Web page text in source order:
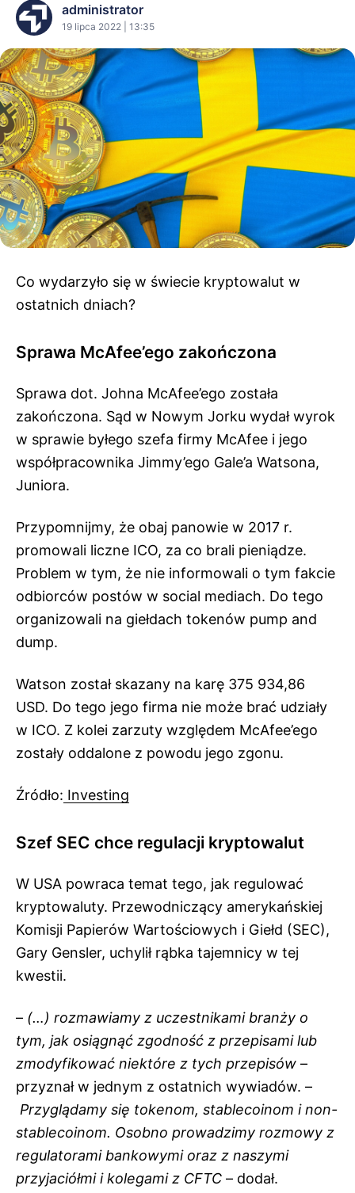
administrator
19 lipca 2022 | 13:35
Co wydarzyło się w świecie kryptowalut w
ostatnich dniach?
Sprawa McAfee’ego zakończona
Sprawa dot. Johna McAfee’ego została
zakończona. Sąd w Nowym Jorku wydał wyrok
w sprawie byłego szefa firmy McAfee i jego
współpracownika Jimmy’ego Gale’a Watsona,
Juniora.
Przypomnijmy, że obaj panowie w 2017 r.
promowali liczne ICO, za co brali pieniądze.
Problem w tym, że nie informowali o tym fakcie
odbiorców postów w social mediach. Do tego
organizowali na giełdach tokenów pump and
dump.
Watson został skazany na karę 375 934,86
USD. Do tego jego firma nie może brać udziały
w ICO. Z kolei zarzuty względem McAfee’ego
zostały oddalone z powodu jego zgonu.
Źródło: Investing
Szef SEC chce regulacji kryptowalut
W USA powraca temat tego, jak regulować
kryptowaluty. Przewodniczący amerykańskiej
Komisji Papierów Wartościowych i Giełd (SEC),
Gary Gensler, uchylił rąbka tajemnicy w tej
kwestii.
– (…) rozmawiamy z uczestnikami branży o
tym, jak osiągnąć zgodność z przepisami lub
zmodyfikować niektóre z tych przepisów –
przyznał w jednym z ostatnich wywiadów. –
Przyglądamy się tokenom, stablecoinom i non-
stablecoinom. Osobno prowadzimy rozmowy z
regulatorami bankowymi oraz z naszymi
przyjaciółmi i kolegami z CFTC – dodał.